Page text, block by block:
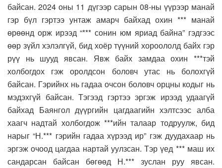
байсан. 2024 оны 11 дүгээр сарын 08-ны үүрээр манай
гэр бүл гэртээ унтаж амарч байхад охин *** манай
өрөөнд орж ирээд “*** сонин юм яриад байна” гэдгээс
өөр зүйл хэлэлгүй, бид хоёр түүний хороололд байх гэр
рүү нь шууд явсан. Явж байх замдаа охин ***тэй
холбогдох гэж оролдсон боловч утас нь болохгүй
байсан. Гэрийнх нь гадаа очсон боловч орцны кодыг нь
мэдэхгүй байсан. Тэгээд гэртээ эргэж ирээд удаагүй
байхад Баянгол дүүргийн цагдаагийн хэлтсээс алба
хаагч надтай холбогдож ***ийн талаар тодруулж, бид
нарыг “Н.*** гэрийн гадаа хүрээд ир” гэж дуудахаар нь
эргэж очоод цагдаа нартай уулзсан. Тэр үед *** маш их
сандарсан байсан бөгөөд Н.*** зуслан руу явсан.